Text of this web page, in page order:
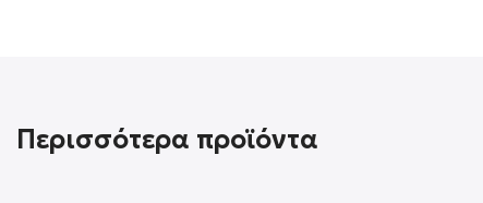
Περισσότερα προϊόντα